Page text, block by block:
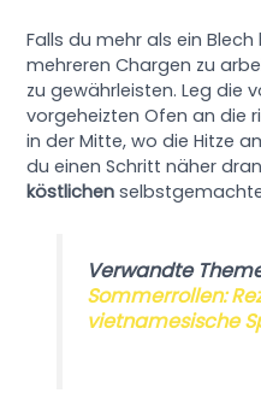
Falls du mehr als ein
mehreren Chargen zu
zu gewährleisten. Leg die
vorgeheizten Ofen an die
in der Mitte, wo die Hitze
du einen Schritt näher
köstlichen
Verwandte
Sommerrollen:
vietnamesische